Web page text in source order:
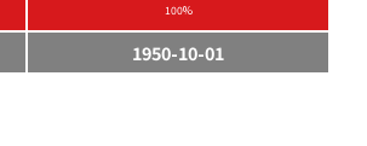
100%
1950-10-01